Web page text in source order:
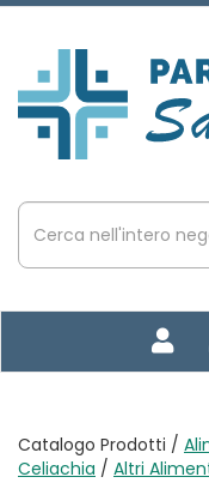
Passa
principale
San
Biagio
Cerca
Prodotto
Catalogo Prodotti /
Celiachia / Altri